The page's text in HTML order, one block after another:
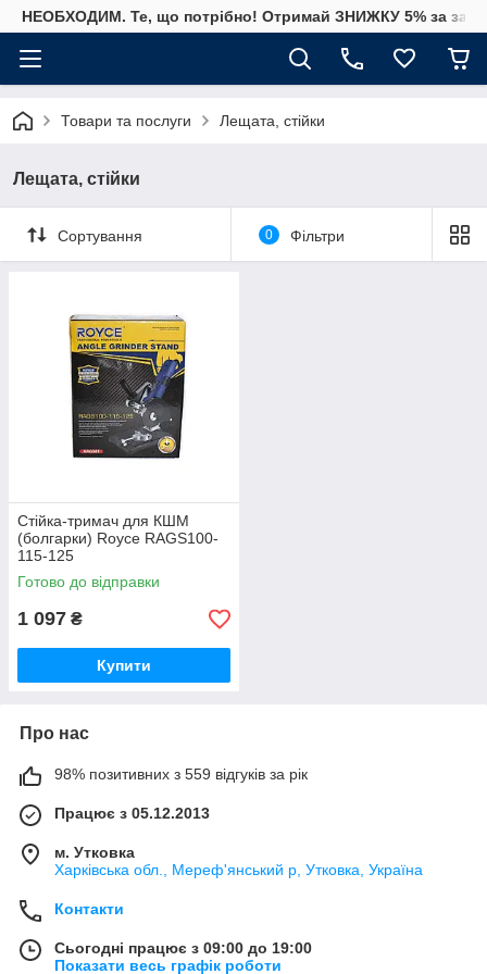
НЕОБХОДИМ. Те, що потрібно! Отримай ЗНИЖКУ 5% за
Товари та послуги Лещата, стійки
Лещата, стійки
Сортування 0 Фільтри
Стійка-тримач для КШМ
(болгарки) Royce RAGS100-
115-125
Готово до відправки
1 097 ₴
Купити
Про нас
98% позитивних з 559 відгуків за рік
Працює з 05.12.2013
м. Утковка
Харківська обл., Мереф'янський р, Утковка, Україна
Контакти
Сьогодні працює з 09:00 до 19:00
Показати весь графік роботи